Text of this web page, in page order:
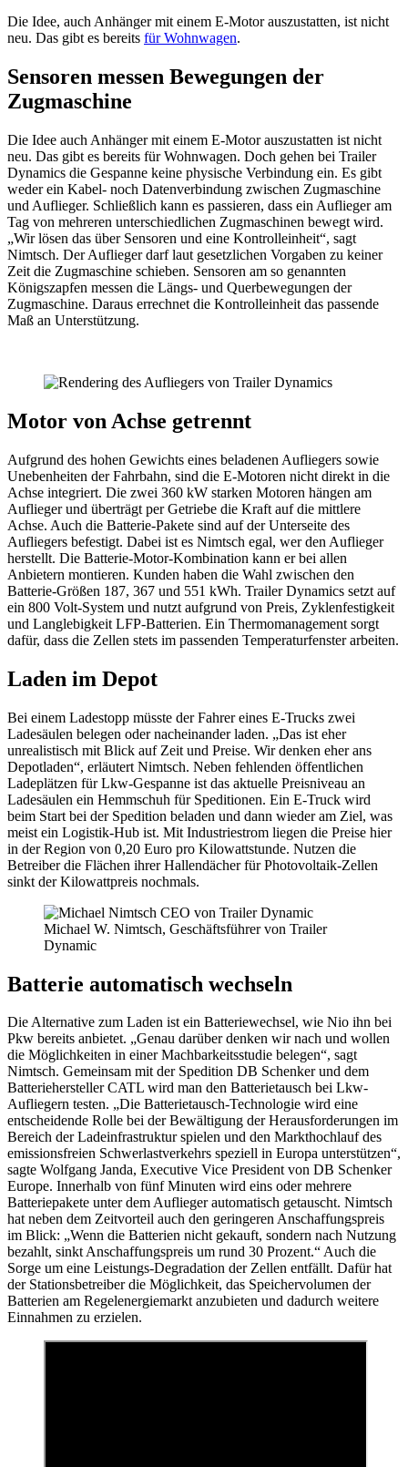
Die Idee, auch Anhänger mit einem E-Motor auszustatten, ist nicht
neu. Das gibt es bereits für Wohnwagen.
Sensoren messen Bewegungen der
Zugmaschine
Die Idee auch Anhänger mit einem E-Motor auszustatten ist nicht
neu. Das gibt es bereits für Wohnwagen. Doch gehen bei Trailer
Dynamics die Gespanne keine physische Verbindung ein. Es gibt
weder ein Kabel- noch Datenverbindung zwischen Zugmaschine
und Auflieger. Schließlich kann es passieren, dass ein Auflieger am
Tag von mehreren unterschiedlichen Zugmaschinen bewegt wird.
„Wir lösen das über Sensoren und eine Kontrolleinheit“, sagt
Nimtsch. Der Auflieger darf laut gesetzlichen Vorgaben zu keiner
Zeit die Zugmaschine schieben. Sensoren am so genannten
Königszapfen messen die Längs- und Querbewegungen der
Zugmaschine. Daraus errechnet die Kontrolleinheit das passende
Maß an Unterstützung.
Motor von Achse getrennt
Aufgrund des hohen Gewichts eines beladenen Aufliegers sowie
Unebenheiten der Fahrbahn, sind die E-Motoren nicht direkt in die
Achse integriert. Die zwei 360 kW starken Motoren hängen am
Auflieger und überträgt per Getriebe die Kraft auf die mittlere
Achse. Auch die Batterie-Pakete sind auf der Unterseite des
Aufliegers befestigt. Dabei ist es Nimtsch egal, wer den Auflieger
herstellt. Die Batterie-Motor-Kombination kann er bei allen
Anbietern montieren. Kunden haben die Wahl zwischen den
Batterie-Größen 187, 367 und 551 kWh. Trailer Dynamics setzt auf
ein 800 Volt-System und nutzt aufgrund von Preis, Zyklenfestigkeit
und Langlebigkeit LFP-Batterien. Ein Thermomanagement sorgt
dafür, dass die Zellen stets im passenden Temperaturfenster arbeiten.
Laden im Depot
Bei einem Ladestopp müsste der Fahrer eines E-Trucks zwei
Ladesäulen belegen oder nacheinander laden. „Das ist eher
unrealistisch mit Blick auf Zeit und Preise. Wir denken eher ans
Depotladen“, erläutert Nimtsch. Neben fehlenden öffentlichen
Ladeplätzen für Lkw-Gespanne ist das aktuelle Preisniveau an
Ladesäulen ein Hemmschuh für Speditionen. Ein E-Truck wird
beim Start bei der Spedition beladen und dann wieder am Ziel, was
meist ein Logistik-Hub ist. Mit Industriestrom liegen die Preise hier
in der Region von 0,20 Euro pro Kilowattstunde. Nutzen die
Betreiber die Flächen ihrer Hallendächer für Photovoltaik-Zellen
sinkt der Kilowattpreis nochmals.
Michael W. Nimtsch, Geschäftsführer von Trailer
Dynamic
Batterie automatisch wechseln
Die Alternative zum Laden ist ein Batteriewechsel, wie Nio ihn bei
Pkw bereits anbietet. „Genau darüber denken wir nach und wollen
die Möglichkeiten in einer Machbarkeitsstudie belegen“, sagt
Nimtsch. Gemeinsam mit der Spedition DB Schenker und dem
Batteriehersteller CATL wird man den Batterietausch bei Lkw-
Aufliegern testen. „Die Batterietausch-Technologie wird eine
entscheidende Rolle bei der Bewältigung der Herausforderungen im
Bereich der Ladeinfrastruktur spielen und den Markthochlauf des
emissionsfreien Schwerlastverkehrs speziell in Europa unterstützen“,
sagte Wolfgang Janda, Executive Vice President von DB Schenker
Europe. Innerhalb von fünf Minuten wird eins oder mehrere
Batteriepakete unter dem Auflieger automatisch getauscht. Nimtsch
hat neben dem Zeitvorteil auch den geringeren Anschaffungspreis
im Blick: „Wenn die Batterien nicht gekauft, sondern nach Nutzung
bezahlt, sinkt Anschaffungspreis um rund 30 Prozent.“ Auch die
Sorge um eine Leistungs-Degradation der Zellen entfällt. Dafür hat
der Stationsbetreiber die Möglichkeit, das Speichervolumen der
Batterien am Regelenergiemarkt anzubieten und dadurch weitere
Einnahmen zu erzielen.